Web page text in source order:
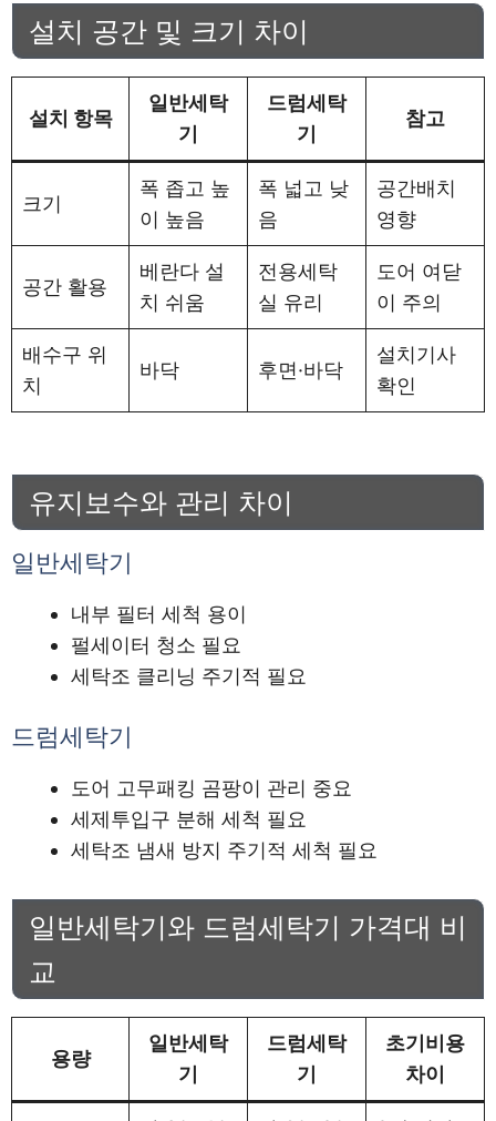
설치 공간 및 크기 차이
설치 항목
일반세탁
기
드럼세탁
기
참고
크기
폭 좁고 높
이 높음
폭 넓고 낮
음
공간배치
영향
공간 활용
베란다 설
치 쉬움
전용세탁
실 유리
도어 여닫
이 주의
배수구 위
치
바닥 후면·바닥
설치기사
확인
유지보수와 관리 차이
일반세탁기
내부 필터 세척 용이
펄세이터 청소 필요
세탁조 클리닝 주기적 필요
드럼세탁기
도어 고무패킹 곰팡이 관리 중요
세제투입구 분해 세척 필요
세탁조 냄새 방지 주기적 세척 필요
일반세탁기와 드럼세탁기 가격대 비
교
용량
일반세탁
기
드럼세탁
기
초기비용
차이